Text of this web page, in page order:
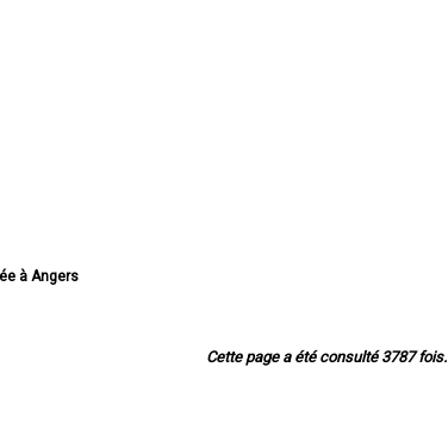
à Angers
Cette page a été consulté 3787 fois.